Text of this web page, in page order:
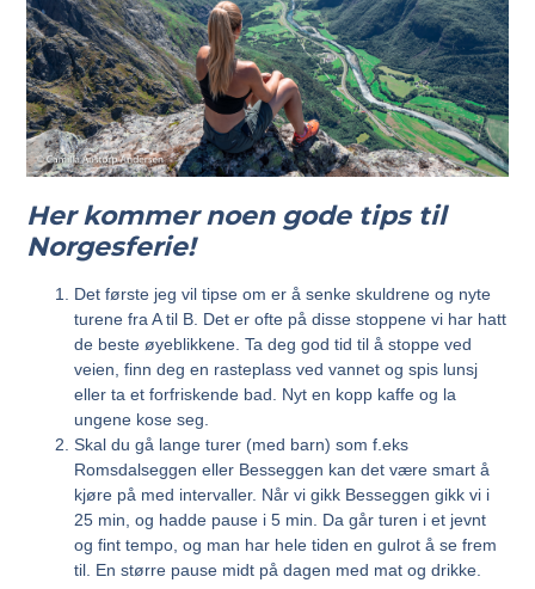
Her kommer noen gode tips til
Norgesferie!
Det første jeg vil tipse om er å senke skuldrene og nyte
turene fra A til B. Det er ofte på disse stoppene vi har hatt
de beste øyeblikkene. Ta deg god tid til å stoppe ved
veien, finn deg en rasteplass ved vannet og spis lunsj
eller ta et forfriskende bad. Nyt en kopp kaffe og la
ungene kose seg.
Skal du gå lange turer (med barn) som f.eks
Romsdalseggen eller Besseggen kan det være smart å
kjøre på med intervaller. Når vi gikk Besseggen gikk vi i
25 min, og hadde pause i 5 min. Da går turen i et jevnt
og fint tempo, og man har hele tiden en gulrot å se frem
til. En større pause midt på dagen med mat og drikke.